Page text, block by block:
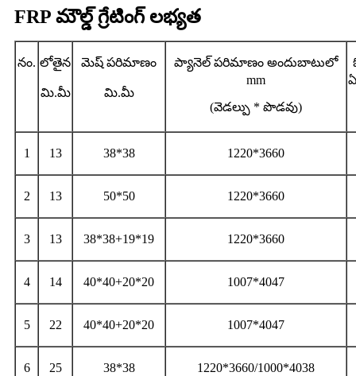
FRP మౌల్డ్ గ్రేటింగ్ లభ్యత
నం. లోతైన
మి.మీ
మెష్ పరిమాణం
మి.మీ
ప్యానెల్ పరిమాణం అందుబాటులో
mm
(వెడల్పు * పొడవు)
1 13 38*38 1220*3660
2 13 50*50 1220*3660
3 13 38*38+19*19 1220*3660
4 14 40*40+20*20 1007*4047
5 22 40*40+20*20 1007*4047
6 25 38*38 1220*3660/1000*4038